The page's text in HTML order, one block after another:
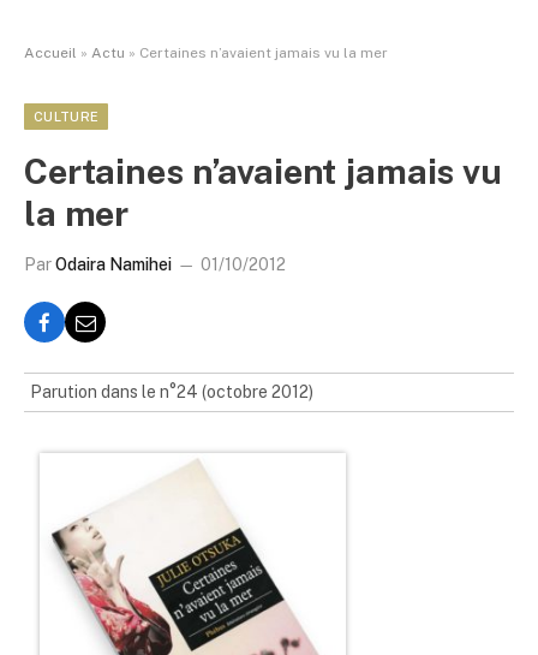
Accueil » Actu » Certaines n’avaient jamais vu la mer
CULTURE
Certaines n’avaient jamais vu
la mer
ParOdaira Namihei 01/10/2012
Parution dans le n°24 (octobre 2012)